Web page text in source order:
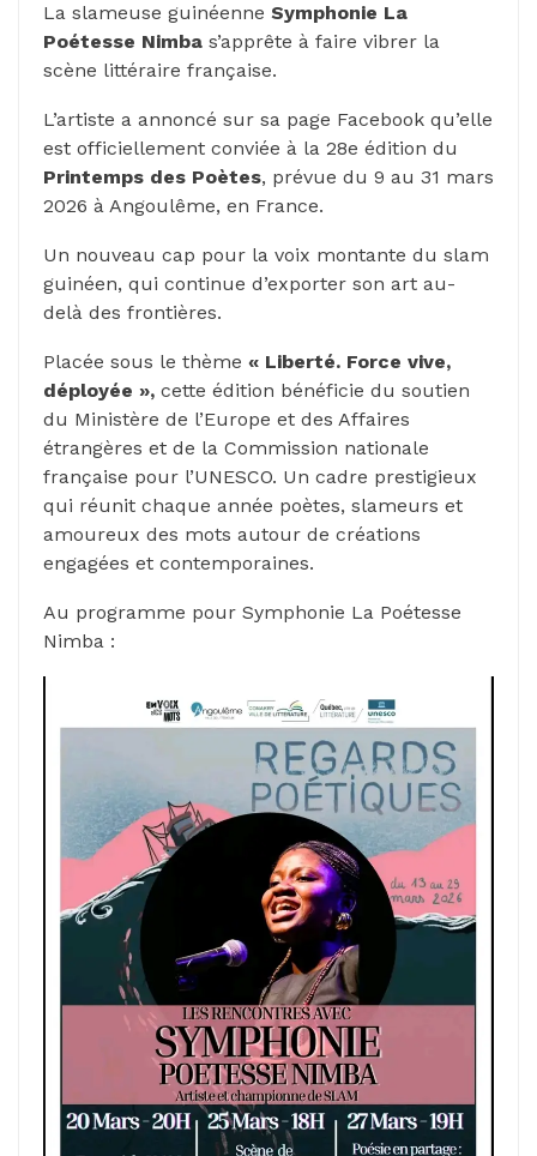
La slameuse guinéenne Symphonie La
Poétesse Nimba s’apprête à faire vibrer la
scène littéraire française.
L’artiste a annoncé sur sa page Facebook qu’elle
est officiellement conviée à la 28e édition du
Printemps des Poètes, prévue du 9 au 31 mars
2026 à Angoulême, en France.
Un nouveau cap pour la voix montante du slam
guinéen, qui continue d’exporter son art au-
delà des frontières.
Placée sous le thème « Liberté. Force vive,
déployée », cette édition bénéficie du soutien
du Ministère de l’Europe et des Affaires
étrangères et de la Commission nationale
française pour l’UNESCO. Un cadre prestigieux
qui réunit chaque année poètes, slameurs et
amoureux des mots autour de créations
engagées et contemporaines.
Au programme pour Symphonie La Poétesse
Nimba :